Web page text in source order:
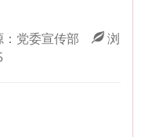
党委宣传部
浏